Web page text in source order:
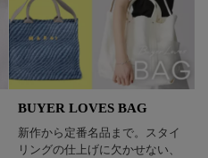
BUYER LOVES BAG
新作から定番名品まで。スタイ
リングの仕上げに欠かせない、